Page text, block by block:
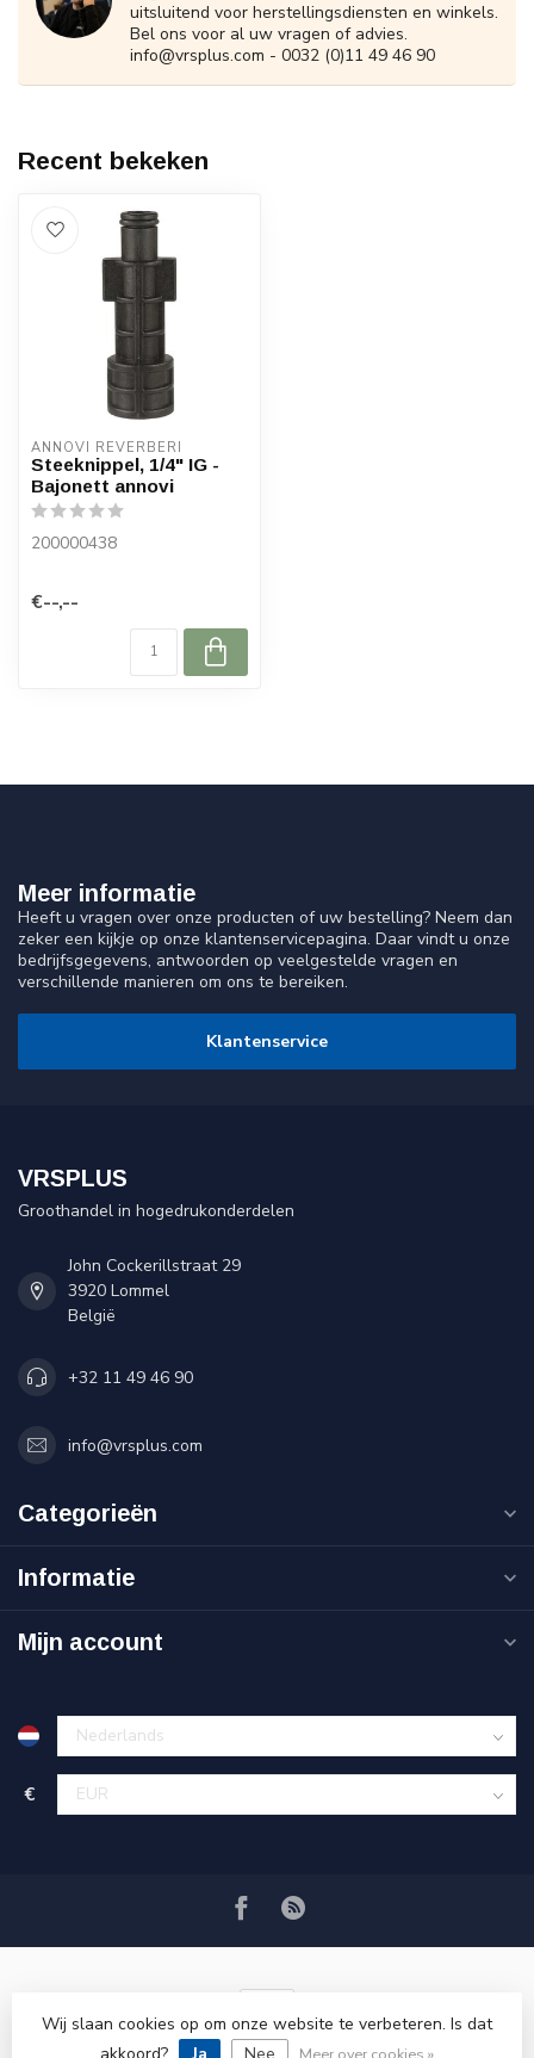
uitsluitend voor herstellingsdiensten en winkels.
Bel ons voor al uw vragen of advies.
info@vrsplus.com - 0032 (0)11 49 46 90
Recent bekeken
ANNOVI REVERBERI
Steeknippel, 1/4" IG -
Bajonett annovi
200000438
€--,--
Meer informatie
Heeft u vragen over onze producten of uw bestelling? Neem dan
zeker een kijkje op onze klantenservicepagina. Daar vindt u onze
bedrijfsgegevens, antwoorden op veelgestelde vragen en
verschillende manieren om ons te bereiken.
Klantenservice
VRSPLUS
Groothandel in hogedrukonderdelen
John Cockerillstraat 29
3920 Lommel
België
+32 11 49 46 90
info@vrsplus.com
Categorieën
Informatie
Mijn account
€
© Copyright 2026 VRSPLUS
Wij slaan cookies op om onze website te verbeteren. Is dat
Meer over cookies »